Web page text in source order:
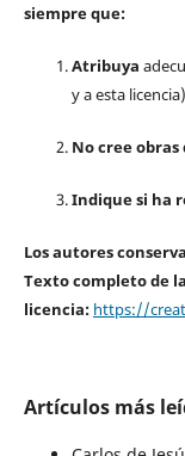
siempre que:
Atribuya
y a esta
No cree obras
Indique si ha
Los autores
Texto completo de la
licencia: https://
Artículos más